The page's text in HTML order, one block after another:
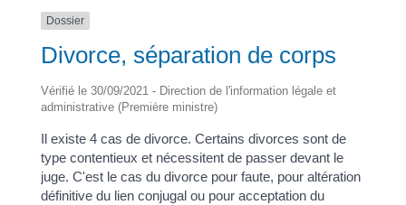
Dossier
Divorce, séparation de corps
Vérifié le 30/09/2021 - Direction de l'information légale et
administrative (Première ministre)
Il existe 4 cas de divorce. Certains divorces sont de
type contentieux et nécessitent de passer devant le
juge. C'est le cas du divorce pour faute, pour altération
définitive du lien conjugal ou pour acceptation du